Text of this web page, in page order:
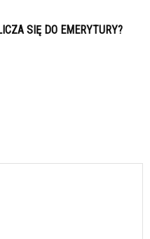
SIĘ DO EMERYTURY?